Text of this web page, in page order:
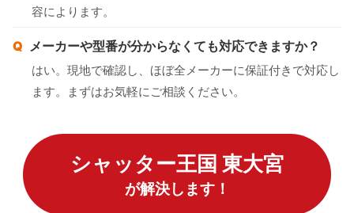
容によります。
メーカーや型番が分からなくても対応できますか？
はい。現地で確認し、ほぼ全メーカーに保証付きで対応し
ます。まずはお気軽にご相談ください。
シャッター王国 東大宮
が解決します！